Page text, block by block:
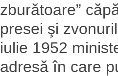
zburătoare”
presei şi
iulie 1952
adresă în care